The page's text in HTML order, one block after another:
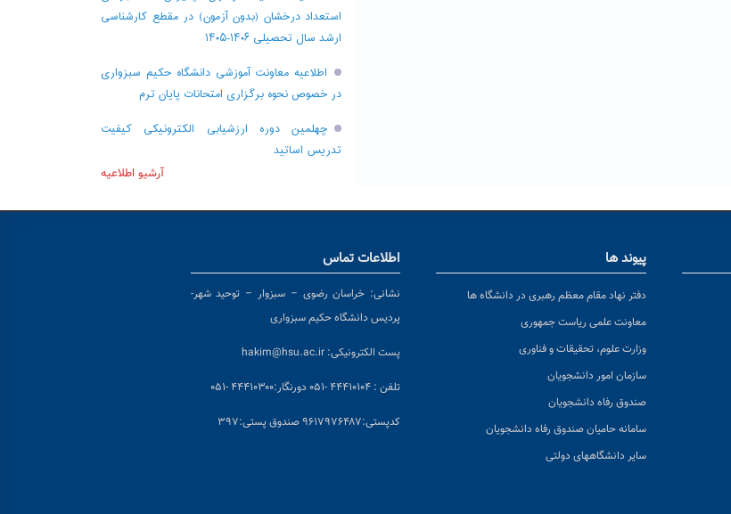
استعداد درخشان (بدون آزمون) در مقطع کارشناسی
ارشد سال تحصیلی ۱۴۰۶-۱۴۰۵
اطلاعیه معاونت آموزشی دانشگاه حکیم سبزواری
در خصوص نحوه برگزاری امتحانات پایان ترم
چهلمین دوره ارزشیابی الکترونیکی کیفیت
تدریس اساتید
آرشیو اطلاعیه
پیوند ها
دفتر نهاد مقام معظم رهبری در دانشگاه ها
معاونت علمی ریاست جمهوری
وزارت علوم، تحقیقات و فناوری
سازمان امور دانشجویان
صندوق رفاه دانشجویان
سامانه حامیان صندوق رفاه دانشجویان
سایر دانشگاههای دولتی
اطلاعات تماس
نشانی: خراسان رضوی – سبزوار – توحید شهر-
پردیس دانشگاه حکیم سبزواری
پست الکترونیکی: hakim@hsu.ac.ir
تلفن : ۴۴۴۱۰۱۰۴ -۰۵۱ دورنگار:۴۴۴۱۰۳۰۰ -۰۵۱
کدپستی:۹۶۱۷۹۷۶۴۸۷ صندوق پستی:۳۹۷